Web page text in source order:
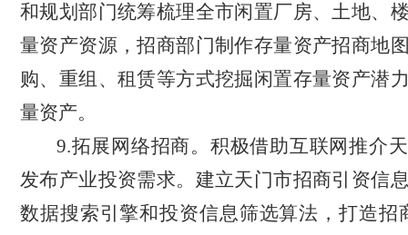
和规划部门统筹梳理全市闲置厂房、土地、
量资产资源，招商部门制作存量资产招商地
购、重组、租赁等方式挖掘闲置存量资产潜
量资产。
9.拓展网络招商。积极借助互联网推介
发布产业投资需求。建立天门市招商引资信
数据搜索引擎和投资信息筛选算法，打造招